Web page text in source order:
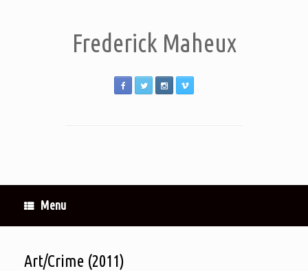
Frederick Maheux
Menu
Art/Crime (2011)